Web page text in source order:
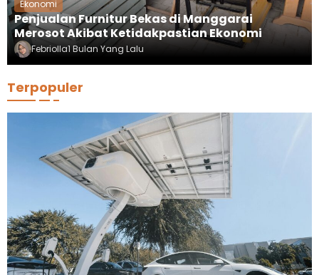
Ekonomi
Penjualan Furnitur Bekas di Manggarai
Merosot Akibat Ketidakpastian Ekonomi
Febriolla1 Bulan Yang Lalu
Terpopuler